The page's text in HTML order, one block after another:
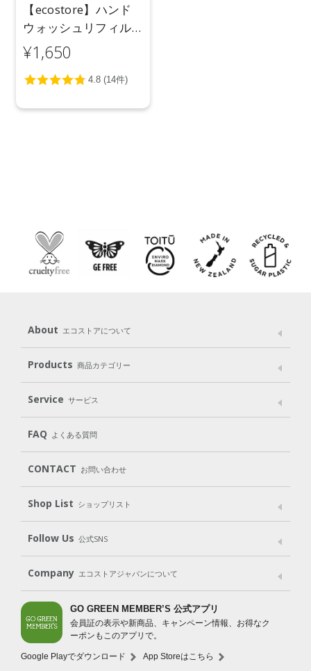
【ecostore】ハンド
ウォッシュリフィル
＜レモングラス＆ラ
イムリーフ＞850mL
¥1,650
About エコストアについて
メッセージ ブランドストーリー
パッケージへのこだわり
動物実験をしない
Products 商品カテゴリー
Laundry
Cleaning Baby Kids
Body（ボディ） Hair（ヘア） Oral care（オーラルケア）
Goods （グッズ）
Gift set
Service サービス
User Guide
Subscription（定期便）
FAQ よくある質問
CONTACT お問い合わせ
Shop List ショップリスト
Shop List
Follow Us 公式SNS
LINE＠ Instagram Facebook
Company エコストアジャパンについて
会社案内 ご利用規約
プライバシーポリシー
特定商取引法に基づく表示
免責事項
法人会員サービス
New Zealand Site
GO GREEN MEMBER’S 公式アプリ
会員証の表示や新商品、キャンペーン情報、お得なク
ーポンもこのアプリで。
Google Playでダウンロード App Storeはこちら